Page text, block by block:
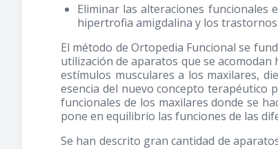
Eliminar las alteraciones funcionales
hipertrofia amigdalina y los
El método de Ortopedia Funcional se
utilización de aparatos que se
estímulos musculares a los maxilares,
esencia del nuevo concepto
funcionales de los maxilares donde se
pone en equilibrio las funciones de las
Se han descrito gran cantidad de